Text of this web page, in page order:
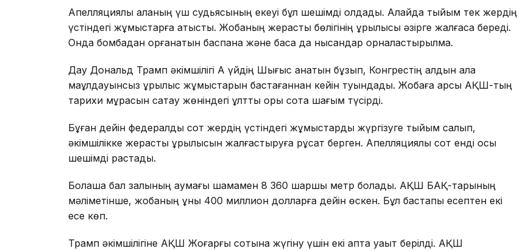
Апелляциялық алқаның үш судьясының екеуі бұл шешімді қолдады. Алайда тыйым тек жердің
үстіндегі жұмыстарға қатысты. Жобаның жерасты бөлігінің құрылысы әзірге жалғаса береді.
Онда бомбадан қорғанатын баспана және басқа да нысандар орналастырылмақ.
Дау Дональд Трамп әкімшілігі Ақ үйдің Шығыс қанатын бұзып, Конгрестің алдын ала
мақұлдауынсыз құрылыс жұмыстарын бастағаннан кейін туындады. Жобаға қарсы АҚШ-тың
тарихи мұрасын сақтау жөніндегі ұлттық қоры сотқа шағым түсірді.
Бұған дейін федералдық сот жердің үстіндегі жұмыстарды жүргізуге тыйым салып,
әкімшілікке жерасты құрылысын жалғастыруға рұқсат берген. Апелляциялық сот енді осы
шешімді растады.
Болашақ бал залының аумағы шамамен 8 360 шаршы метр болады. АҚШ БАҚ-тарының
мәліметінше, жобаның құны 400 миллион долларға дейін өскен. Бұл бастапқы есептен екі
есе көп.
Трамп әкімшілігіне АҚШ Жоғарғы сотына жүгіну үшін екі апта уақыт берілді. АҚШ